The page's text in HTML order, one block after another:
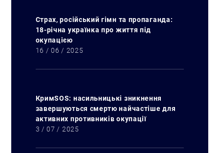
Страх, російський гімн та пропаганда:
18-річна українка про життя під
окупацією
16 / 06 / 2025
КримSOS: насильницькі зникнення
завершуються смертю найчастіше для
активних противників окупації
3 / 07 / 2025